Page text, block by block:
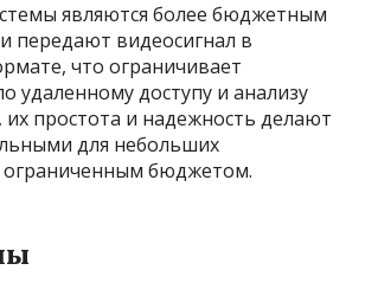
являются более бюджетным
передают видеосигнал в
что ограничивает
удаленному доступу и анализу
простота и надежность делают
для небольших
ограниченным бюджетом.